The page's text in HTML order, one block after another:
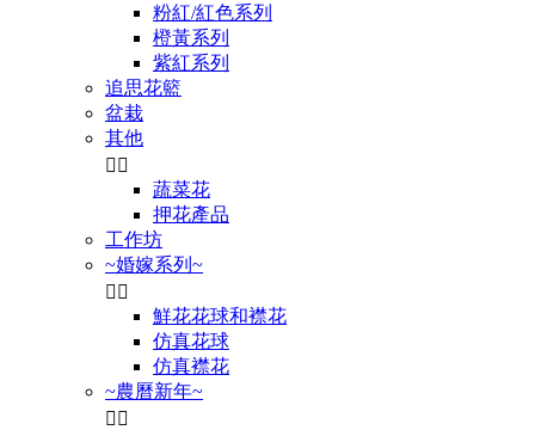
粉紅/紅色系列
橙黃系列
紫紅系列
追思花籃
盆栽
其他
 
蔬菜花
押花產品
工作坊
~婚嫁系列~
 
鮮花花球和襟花
仿真花球
仿真襟花
~農曆新年~
 